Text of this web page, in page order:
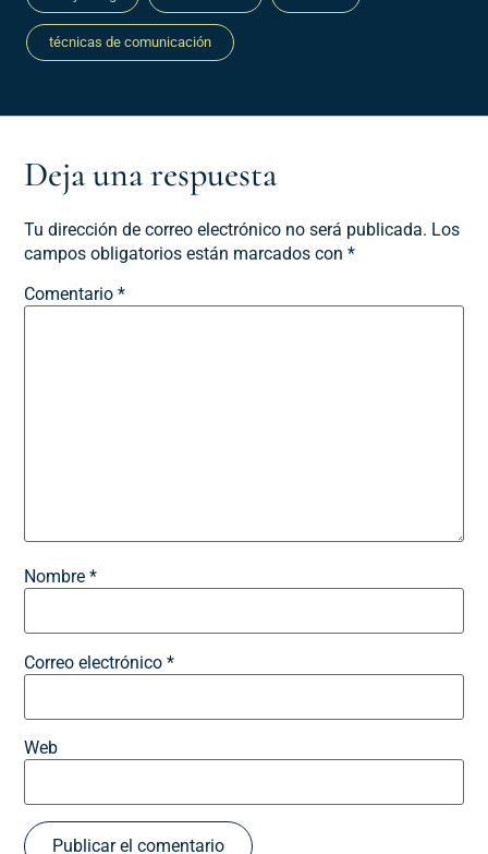
técnicas de comunicación
Deja una respuesta
Tu dirección de correo electrónico no será publicada. Los
campos obligatorios están marcados con*
Comentario*
Nombre*
Correo electrónico*
Web